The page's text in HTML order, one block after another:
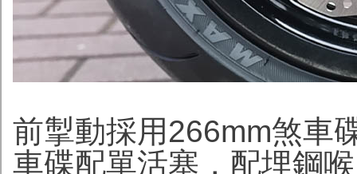
前掣動採用266mm煞車
車碟配單活塞，配埋鋼